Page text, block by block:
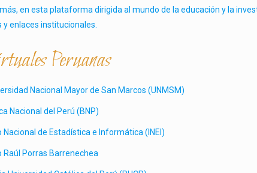
en esta plataforma dirigida al mundo de la educación y la
enlaces institucionales.
Peruanas
Nacional Mayor de San Marcos (UNMSM)
Nacional del Perú (BNP)
de Estadística e Informática (INEI)
Porras Barrenechea